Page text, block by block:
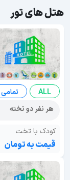
هتل های تور
ALL
هر نفر دو تخته
کودک با تخت
قیمت به تومان